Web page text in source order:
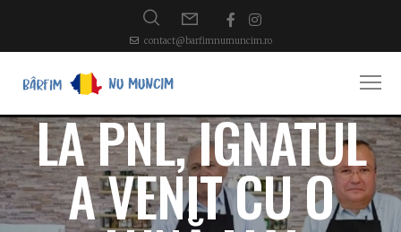
contact@barfimnumuncim.ro
LA PNL, IGNATUL
A VENIT CU O